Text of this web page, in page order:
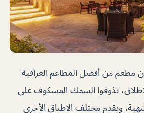
من أفضل المطاعم العراقية
تذوقوا السمك المسكوف على
ويقدم مختلف الاطباق الأخرى